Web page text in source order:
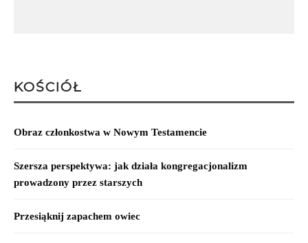
KOŚCIÓŁ
Obraz członkostwa w Nowym Testamencie
Szersza perspektywa: jak działa kongregacjonalizm
prowadzony przez starszych
Przesiąknij zapachem owiec